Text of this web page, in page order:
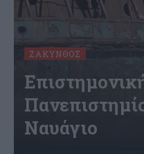
ΖΆΚΥΝΘΟΣ
Ναυάγιο